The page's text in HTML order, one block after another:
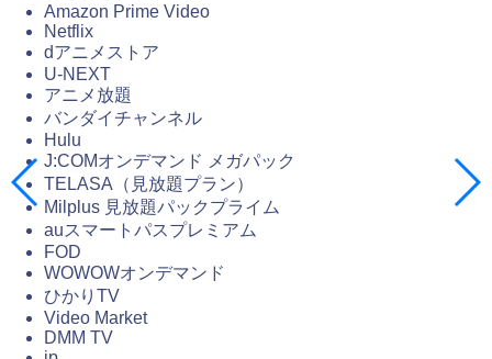
Amazon Prime Video
Netflix
dアニメストア
U-NEXT
アニメ放題
バンダイチャンネル
Hulu
J:COMオンデマンド メガパック
TELASA（見放題プラン）
Milplus 見放題パックプライム
auスマートパスプレミアム
FOD
WOWOWオンデマンド
ひかりTV
Video Market
DMM TV